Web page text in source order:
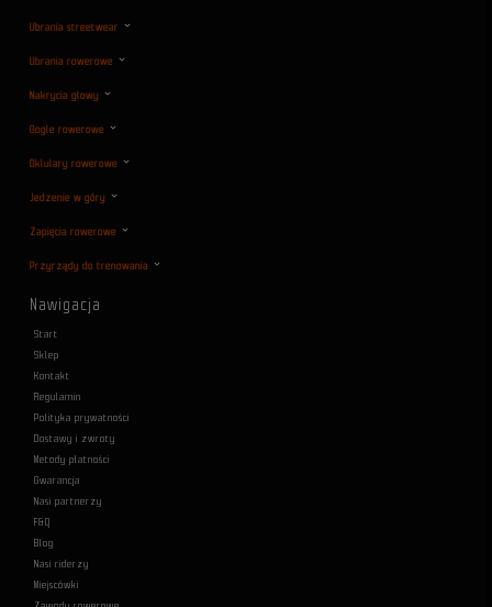
Ubrania streetwear
Ubrania rowerowe
Nakrycia głowy
Gogle rowerowe
Oklulary rowerowe
Jedzenie w góry
Zapięcia rowerowe
Przyrządy do trenowania
Nawigacja
Start
Sklep
Kontakt
Regulamin
Polityka prywatności
Dostawy i zwroty
Metody płatności
Gwarancja
Nasi partnerzy
F&Q
Blog
Nasi riderzy
Miejscówki